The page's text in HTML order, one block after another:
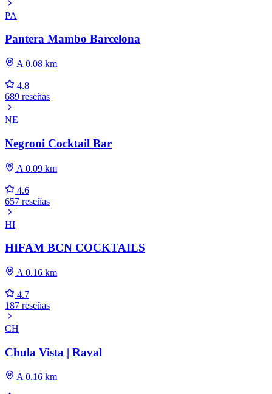
PA
Pantera Mambo Barcelona
A 0.08 km
4.8
689 reseñas
NE
Negroni Cocktail Bar
A 0.09 km
4.6
657 reseñas
HI
HIFAM BCN COCKTAILS
A 0.16 km
4.7
187 reseñas
CH
Chula Vista | Raval
A 0.16 km